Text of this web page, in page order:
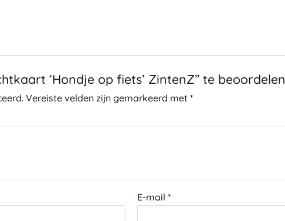
‘Hondje op fiets’ ZintenZ” te beoordelen
Vereiste velden zijn gemarkeerd met *
E-mail *